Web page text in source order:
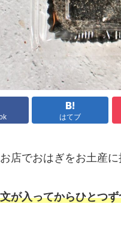
はてブ
店でおはぎをお土産に
が入ってからひとつ